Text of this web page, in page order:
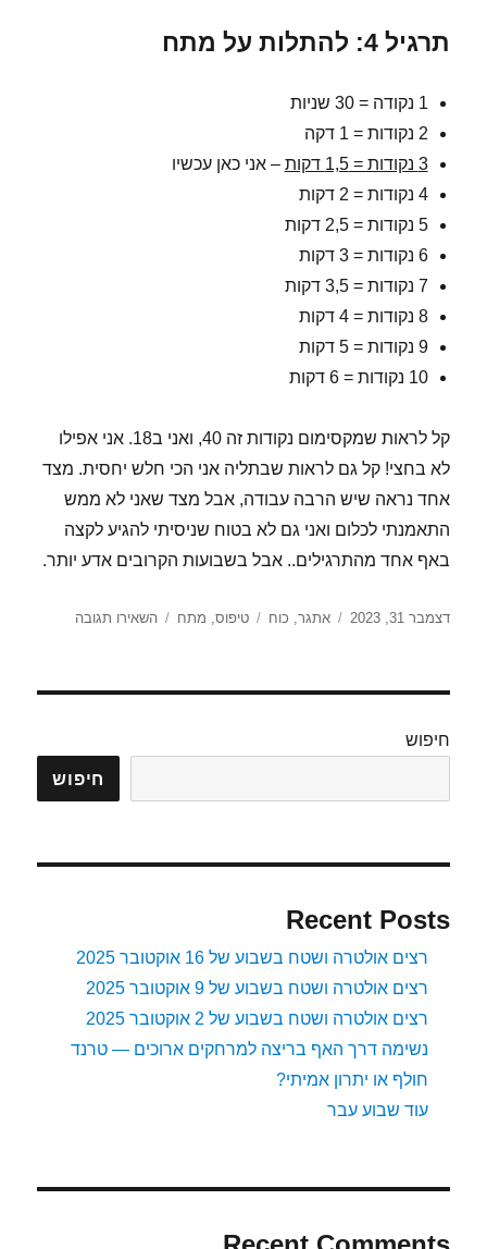
תרגיל 4: להתלות על מתח
1 נקודה = 30 שניות
2 נקודות = 1 דקה
3 נקודות = 1,5 דקות
– אני כאן עכשיו
4 נקודות = 2 דקות
5 נקודות = 2,5 דקות
6 נקודות = 3 דקות
7 נקודות = 3,5 דקות
8 נקודות = 4 דקות
9 נקודות = 5 דקות
10 נקודות = 6 דקות
קל לראות שמקסימום נקודות זה 40, ואני ב18. אני אפילו
לא בחצי! קל גם לראות שבתליה אני הכי חלש יחסית. מצד
אחד נראה שיש הרבה עבודה, אבל מצד שאני לא ממש
התאמנתי לכלום ואני גם לא בטוח שניסיתי להגיע לקצה
באף אחד מהתרגילים.. אבל בשבועות הקרובים אדע יותר.
פורסם
דצמבר 31, 2023 קטגוריות
אתגר, כוח תגיות
טיפוס, מתח השאירו תגובה
חיפוש
חיפוש
Recent Posts
רצים אולטרה ושטח בשבוע של 16 אוקטובר 2025
רצים אולטרה ושטח בשבוע של 9 אוקטובר 2025
רצים אולטרה ושטח בשבוע של 2 אוקטובר 2025
נשימה דרך האף בריצה למרחקים ארוכים — טרנד
חולף או יתרון אמיתי?
עוד שבוע עבר